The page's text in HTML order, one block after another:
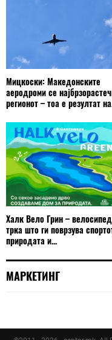
Мицкоски: Македонските
аеродроми се
регионот – тоа е резултат
Халк Вело Грин –
трка што ги поврзува
природата и...
МАРКЕТИНГ